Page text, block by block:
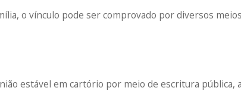
o vínculo pode ser comprovado por diversos
estável em cartório por meio de escritura pública,